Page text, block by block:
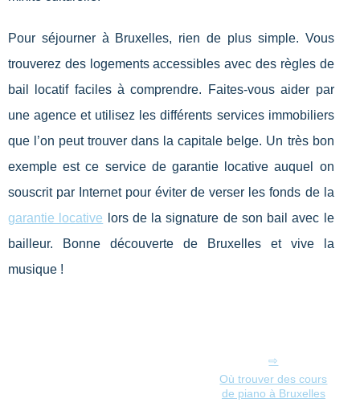
Pour séjourner à Bruxelles, rien de plus simple. Vous
trouverez des logements accessibles avec des règles de
bail locatif faciles à comprendre. Faites-vous aider par
une agence et utilisez les différents services immobiliers
que l’on peut trouver dans la capitale belge. Un très bon
exemple est ce service de garantie locative auquel on
souscrit par Internet pour éviter de verser les fonds de la
garantie locative lors de la signature de son bail avec le
bailleur. Bonne découverte de Bruxelles et vive la
musique !
Où trouver des cours
de piano à Bruxelles